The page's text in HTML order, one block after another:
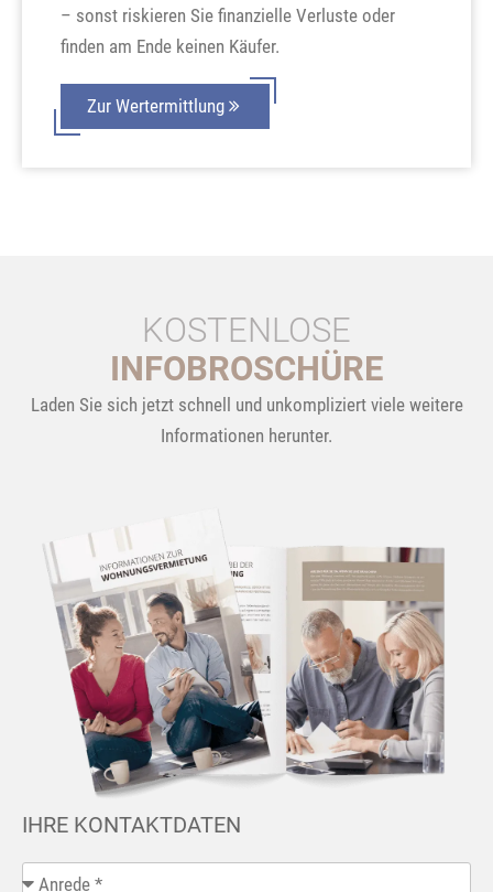
– sonst riskieren Sie finanzielle Verluste oder
finden am Ende keinen Käufer.
Zur Wertermittlung
KOSTENLOSE
INFOBROSCHÜRE
Laden Sie sich jetzt schnell und unkompliziert viele weitere
Informationen herunter.
IHRE KONTAKTDATEN